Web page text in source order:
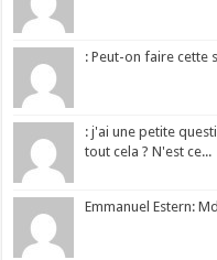
: Peut-on faire cette
: j'ai une petite
tout cela ? N'est ce...
Emmanuel Estern: